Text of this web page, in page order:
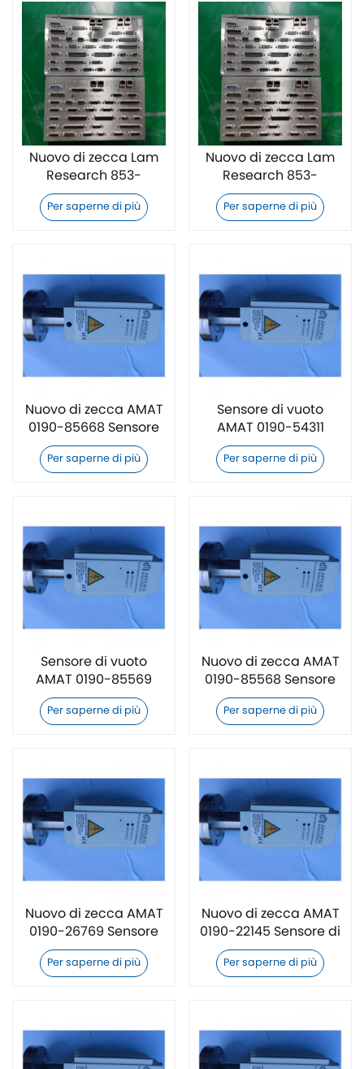
Nuovo di zecca Lam
Research 853-
252740-004 Unità di
controllo per
Per saperne di più
Nuovo di zecca Lam
Research 853-
252740-003 Unità di
controllo per
Per saperne di più
Nuovo di zecca AMAT
0190-85668 Sensore
di vuoto
Per saperne di più
Sensore di vuoto
AMAT 0190-54311
nuovo di zecca
Per saperne di più
Sensore di vuoto
AMAT 0190-85569
nuovo di zecca
Per saperne di più
Nuovo di zecca AMAT
0190-85568 Sensore
di vuoto
Per saperne di più
Nuovo di zecca AMAT
0190-26769 Sensore
di vuoto
Per saperne di più
Nuovo di zecca AMAT
0190-22145 Sensore di
vuoto
Per saperne di più